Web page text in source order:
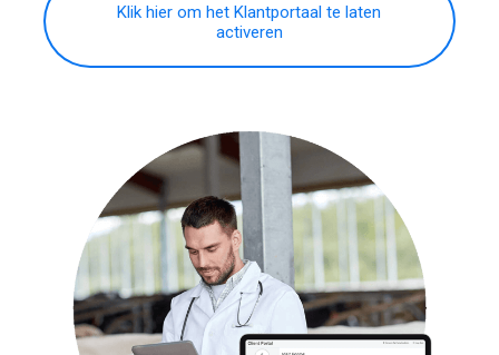
Klik hier om het Klantportaal te laten
activeren